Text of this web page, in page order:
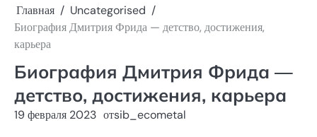
Главная
Uncategorised
Биография Дмитрия Фрида — детство, достижения,
карьера
Биография Дмитрия Фрида —
детство, достижения, карьера
19 февраля 2023 отsib_ecometal